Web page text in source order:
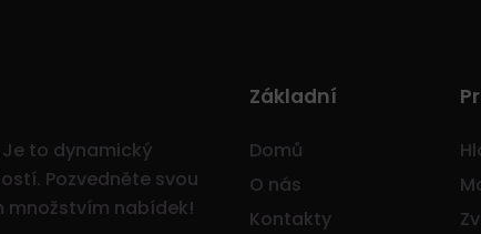
to dynamický
Pozvedněte svou
množstvím nabídek!
Základní
Domů
O nás
Kontakty